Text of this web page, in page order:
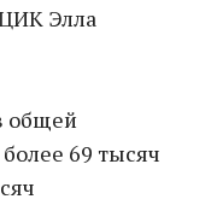
Элла
общей
69 тысяч